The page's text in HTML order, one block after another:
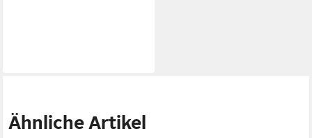
Ähnliche Artikel